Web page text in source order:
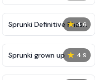
★ 4.6
Sprunki Definitive Phase
7
★ 4.9
Sprunki grown up